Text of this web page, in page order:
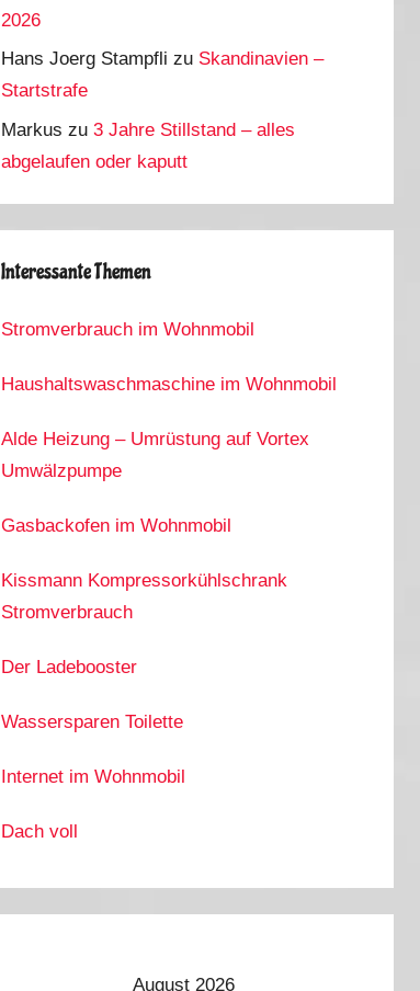
2026
Hans Joerg Stampfli zu Skandinavien –
Startstrafe
Markus zu3 Jahre Stillstand – alles
abgelaufen oder kaputt
Interessante Themen
Stromverbrauch im Wohnmobil
Haushaltswaschmaschine im Wohnmobil
Alde Heizung – Umrüstung auf Vortex
Umwälzpumpe
Gasbackofen im Wohnmobil
Kissmann Kompressorkühlschrank
Stromverbrauch
Der Ladebooster
Wassersparen Toilette
Internet im Wohnmobil
Dach voll
August 2026